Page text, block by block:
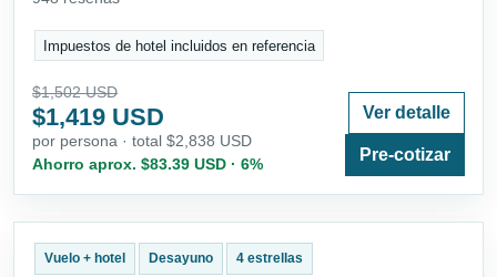
Impuestos de hotel incluidos en referencia
$1,502 USD
$1,419 USD
por persona · total $2,838 USD
Ahorro aprox. $83.39 USD · 6%
Ver detalle
Pre-cotizar
Vuelo + hotel Desayuno 4 estrellas